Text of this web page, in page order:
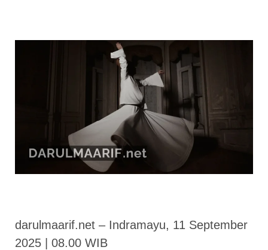
darulmaarif.net – Indramayu, 11 September
2025 | 08.00 WIB